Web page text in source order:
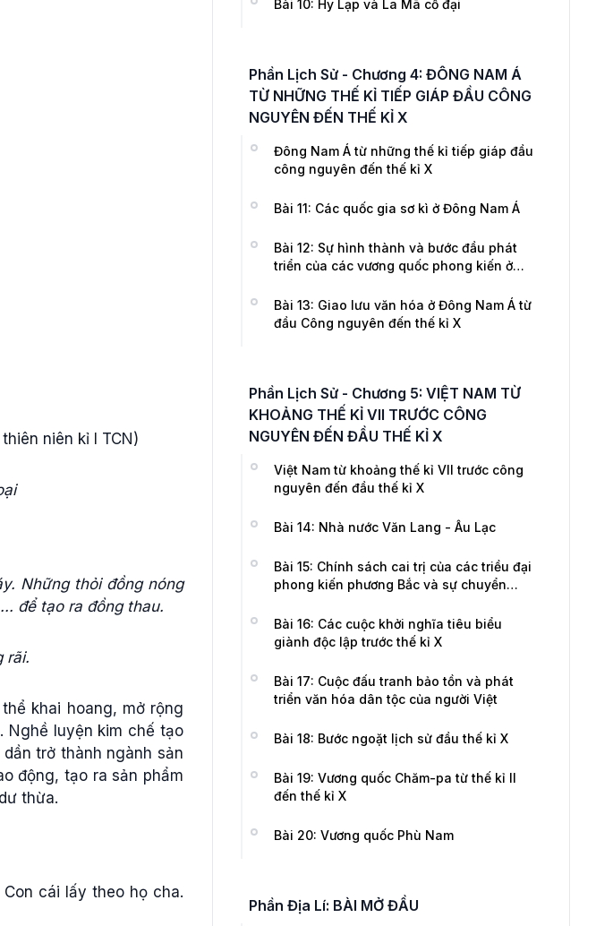
niên kỉ I TCN)
Những thỏi đồng nóng
để tạo ra đồng thau.
rãi.
khai hoang, mở rộng
Nghề luyện kim chế tạo
trở thành ngành sản
động, tạo ra sản phẩm
thừa.
cái lấy theo họ cha.
Bài 10: Hy Lạp và La Mã cổ đại
Phần Lịch Sử - Chương 4: ĐÔNG NAM Á
TỪ NHỮNG THẾ KỈ TIẾP GIÁP ĐẦU CÔNG
NGUYÊN ĐẾN THẾ KỈ X
Đông Nam Á từ những thế kỉ tiếp giáp đầu
công nguyên đến thế kỉ X
Bài 11: Các quốc gia sơ kì ở Đông Nam Á
Bài 12: Sự hình thành và bước đầu phát
triển của các vương quốc phong kiến ở
Bài 13: Giao lưu văn hóa ở Đông Nam Á từ
đầu Công nguyên đến thế kỉ X
Phần Lịch Sử - Chương 5: VIỆT NAM TỪ
KHOẢNG THẾ KỈ VII TRƯỚC CÔNG
NGUYÊN ĐẾN ĐẦU THẾ KỈ X
Việt Nam từ khoảng thế kỉ VII trước công
nguyên đến đầu thế kỉ X
Bài 14: Nhà nước Văn Lang - Âu Lạc
Bài 15: Chính sách cai trị của các triều đại
phong kiến phương Bắc và sự chuyển
Bài 16: Các cuộc khởi nghĩa tiêu biểu
giành độc lập trước thế kỉ X
Bài 17: Cuộc đấu tranh bảo tồn và phát
triển văn hóa dân tộc của người Việt
Bài 18: Bước ngoặt lịch sử đầu thế kỉ X
Bài 19: Vương quốc Chăm-pa từ thế kỉ II
đến thế kỉ X
Bài 20: Vương quốc Phù Nam
Phần Địa Lí: BÀI MỞ ĐẦU